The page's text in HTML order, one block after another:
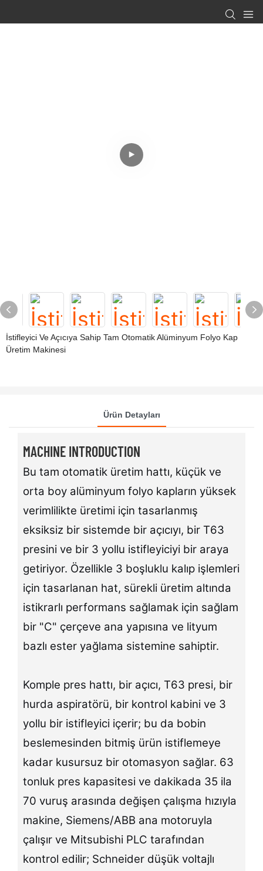
İstifleyici Ve Açıcıya Sahip Tam Otomatik Alüminyum Folyo Kap
Üretim Makinesi
Ürün Detayları
MACHINE INTRODUCTION
Bu tam otomatik üretim hattı, küçük ve
orta boy alüminyum folyo kapların yüksek
verimlilikte üretimi için tasarlanmış
eksiksiz bir sistemde bir açıcıyı, bir T63
presini ve bir 3 yollu istifleyiciyi bir araya
getiriyor. Özellikle 3 boşluklu kalıp işlemleri
için tasarlanan hat, sürekli üretim altında
istikrarlı performans sağlamak için sağlam
bir "C" çerçeve ana yapısına ve lityum
bazlı ester yağlama sistemine sahiptir.
Komple pres hattı, bir açıcı, T63 presi, bir
hurda aspiratörü, bir kontrol kabini ve 3
yollu bir istifleyici içerir; bu da bobin
beslemesinden bitmiş ürün istiflemeye
kadar kusursuz bir otomasyon sağlar. 63
tonluk pres kapasitesi ve dakikada 35 ila
70 vuruş arasında değişen çalışma hızıyla
makine, Siemens/ABB ana motoruyla
çalışır ve Mitsubishi PLC tarafından
kontrol edilir; Schneider düşük voltajlı